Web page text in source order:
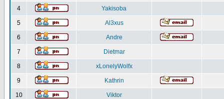
4 Yakisoba
5 Al3xus
6 Andre
7 Dietmar
8 xLonelyWolfx
9 Kathrin
10 Viktor